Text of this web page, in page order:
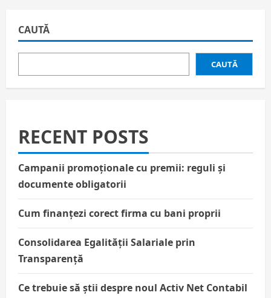
CAUTĂ
CAUTĂ
RECENT POSTS
Campanii promoționale cu premii: reguli și
documente obligatorii
Cum finanțezi corect firma cu bani proprii
Consolidarea Egalității Salariale prin
Transparență
Ce trebuie să știi despre noul Activ Net Contabil